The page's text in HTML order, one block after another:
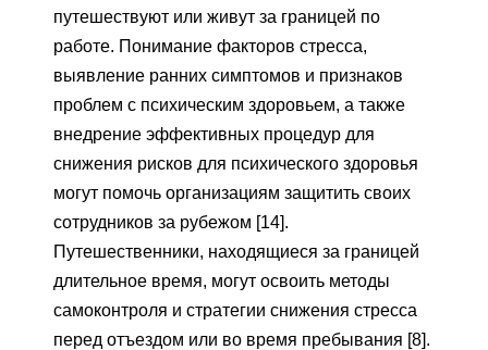
путешествуют или живут за границей по
работе. Понимание факторов стресса,
выявление ранних симптомов и признаков
проблем с психическим здоровьем, а также
внедрение эффективных процедур для
снижения рисков для психического здоровья
могут помочь организациям защитить своих
сотрудников за рубежом [14].
Путешественники, находящиеся за границей
длительное время, могут освоить методы
самоконтроля и стратегии снижения стресса
перед отъездом или во время пребывания [8].